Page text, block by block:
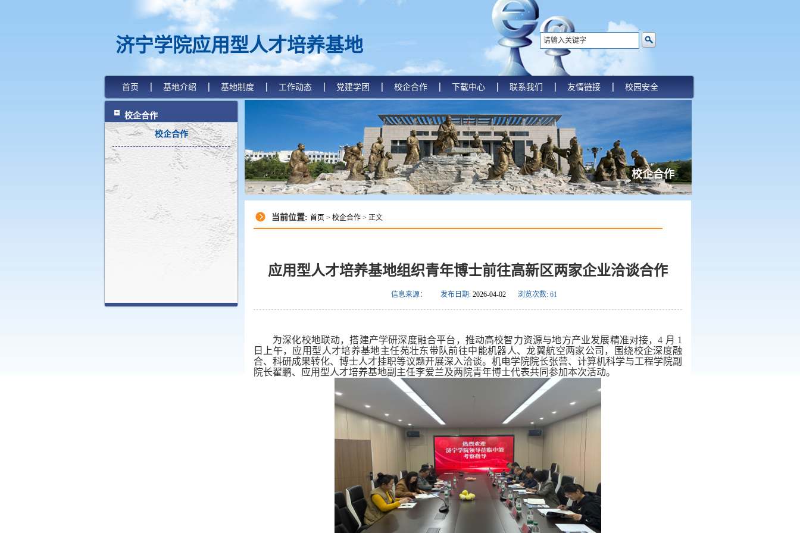
济宁学院应用型人才培养基地
首页 基地介绍 基地制度 工作动态 党建学团 校企合作 下载中心 联系我们 友情链接 校园安全
校企合作
校企合作
校企合作
当前位置: 首页 > 校企合作 > 正文
应用型人才培养基地组织青年博士前往高新区两家企业洽谈合作
信息来源： 发布日期: 2026-04-02 浏览次数: 61
为深化校地联动，搭建产学研深度融合平台，推动高校智力资源与地方产业发展精准对接，4 月 1
日上午，应用型人才培养基地主任苑壮东带队前往中能机器人、龙翼航空两家公司，围绕校企深度融
合、科研成果转化、博士人才挂职等议题开展深入洽谈。机电学院院长张营、计算机科学与工程学院副
院长翟鹏、应用型人才培养基地副主任李爱兰及两院青年博士代表共同参加本次活动。